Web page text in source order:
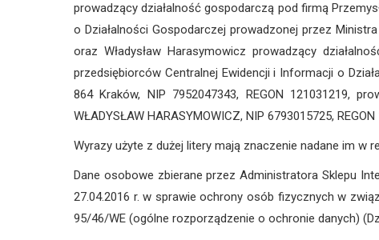
prowadzący działalność gospodarczą pod firmą
o Działalności Gospodarczej prowadzonej przez
oraz Władysław Harasymowicz prowadzący
przedsiębiorców Centralnej Ewidencji i Informacji o
864 Kraków, NIP 7952047343, REGON 121031219,
WŁADYSŁAW HARASYMOWICZ, NIP 6793015725,
Wyrazy użyte z dużej litery mają znaczenie nadane im w
Dane osobowe zbierane przez Administratora Sklepu
27.04.2016 r. w sprawie ochrony osób fizycznych w
95/46/WE (ogólne rozporządzenie o ochronie danych)